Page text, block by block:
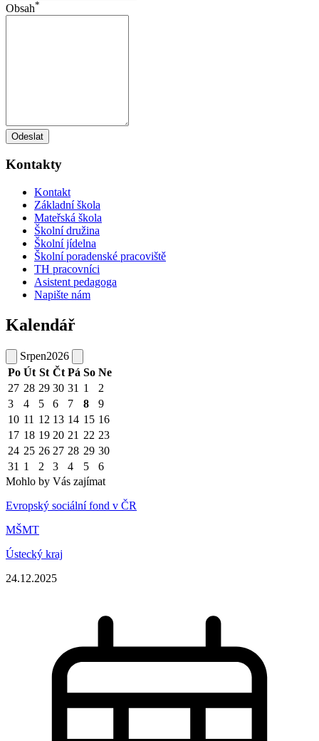
Obsah*
Odeslat
Kontakty
Kontakt
Základní škola
Mateřská škola
Školní družina
Školní jídelna
Školní poradenské pracoviště
TH pracovníci
Asistent pedagoga
Napište nám
Kalendář
Srpen2026
Po Út St Čt Pá So Ne
27 28 29 30 31 1
2
3
4 5 6 7 8
9
10 11 12 13 14 15 16
17 18 19 20 21 22 23
24 25 26 27 28 29 30
31 1 2 3 4 5
6
Mohlo by Vás zajímat
Evropský sociální fond v ČR
MŠMT
Ústecký kraj
24.12.2025